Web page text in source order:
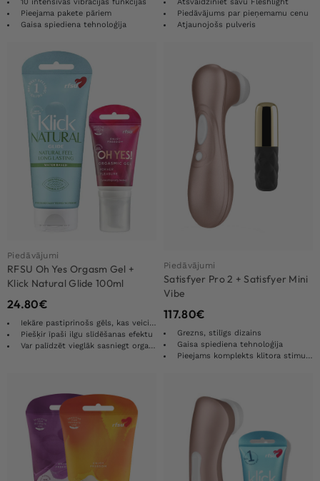
Pieejama pakete pāriem
Gaisa spiediena tehnoloģija
Piedāvājums par pieņemamu cenu
Atjaunojošs pulveris
Piedāvājumi
RFSU Oh Yes Orgasm Gel +
Klick Natural Glide 100ml
24.80€
Iekāre pastiprinošs gēls, kas veicina sievietes vēlmi
Piešķir īpaši ilgu slīdēšanas efektu
Var palīdzēt vieglāk sasniegt orgasmu
Piedāvājumi
Satisfyer Pro 2 + Satisfyer Mini
Vibe
117.80€
Grezns, stilīgs dizains
Gaisa spiediena tehnoloģija
Pieejams komplekts klitora stimulācijai